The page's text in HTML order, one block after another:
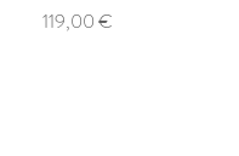
Prix
119,00 €